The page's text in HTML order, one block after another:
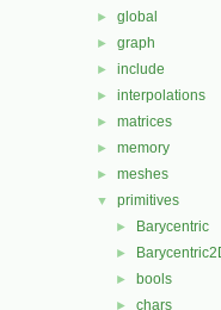
► global
► graph
► include
► interpolations
► matrices
► memory
► meshes
▼ primitives
► Barycentric
►
► bools
► chars